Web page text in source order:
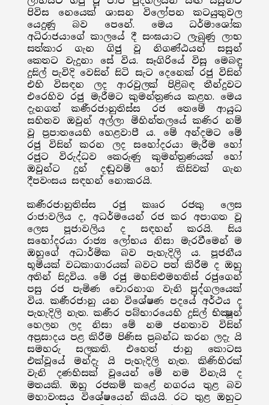
පිවිස නෙයෙක් ශාසන විලෝපන කටයුතුවල
යෙදුණු බව පෙනේ. මෙය ධර්මාශෝක
අධිරාජයාගේ කාලයේ දී සංඝයාට ලැබුණු ලාභ
සත්කාර ගැන ගිජු වූ නිගණ්ඨයන් සසුන්
කෙතට වැදුනා සේ විය. සෑගිරියේ විසූ මෙබඳු
දුසිල් පැවිදි වෙසින් සිටි සැට දෙනෙක් රජු විසින්
එහි විසඳන ලද ආරවුලක් පිළිබඳ තීන්දුවට
එරෙහිව රජු මැරීමට කුමන්ත්‍රණය කළහ. මෙය
දැනගත් කණීරජානුතිස්ස රජ තෙමේ ආයුධ
සහිතව ඔවුන් අල්ලා මිහින්තලයේ කණිර නම්
වූ ප්‍රපාතයෙහි හෙළවාපී ය. මේ අන්දමට මේ
රජු විසින් කරන ලද සහෝදරයා මැරීම හෝ
රජුට විරුද්ධව කෙරුණු කුමන්ත්‍රණයක් හෝ
ඔවුන්ට දුන් දඬුවම් හෝ කිසිවක් ගැන
දීපවංසය සඳහන් නොකරයි.
කණීරජානුතිස්ස රජු කෲර රජකු ලෙස
රාජාවලිය ද, අධර්මයෙන් රජ කර අපාගත වූ
ලෙස පූජාවලිය ද සඳහන් කරයි. සිය
සහෝදරයා රාජ්‍ය ලෝභය නිසා මැරවීමෙන් ම
ඔහුගේ අධාර්මික බව පැහැදිලි ය. පූජනීය
භූමියක් වධකාගාරයක් බවට පත් කිරීම ද ඔහු
අතින් සිදුවිය. මේ රජු මහසිළුමහතිස් රජුගෙන්
පසු රජ පැමිණ චොරනාග වැනි පුද්ගලයෙක්
විය. කණීරජානු යන විශේෂණ පදයේ අර්ථය ද
පැහැදිලි නැත. කණීර පබ්භාරයෙහි දුසිල් භික්‍ෂූන්
හෙලන ලද නිසා මේ නම ජනතාව විසින්
අප්‍රසාදය පළ කිරීම පිණිස ප්‍රබන්ධ කරන ලදැ යි
සමහරු සලකති. එහෙත් ජානු කොටස
එක්වූයේ මන්දැ යි පැහැදිලි නැත. කිණිහිරක්
වැනි දණහිසක් වූයෙන් මේ නම විනැයි ද
මතයකි. ඔහු රජකම් කළේ නගරය තුළ බව
මහාවංසය විශේෂයෙන් කියයි. රට තුළ ඔහුට